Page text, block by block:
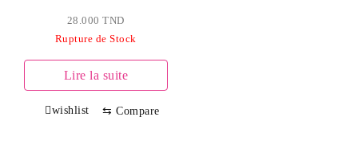
28.000TND
Rupture de Stock
Lire la suite
wishlist ⇆ Compare